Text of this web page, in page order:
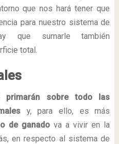
que nos hará tener que
para nuestro sistema de
que sumarle también
total.
primarán sobre todo las
y, para ello, es más
de ganado va a vivir en la
en respecto al sistema de